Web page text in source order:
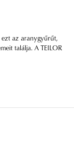
az aranygyűrűt,
találja. A TEILOR